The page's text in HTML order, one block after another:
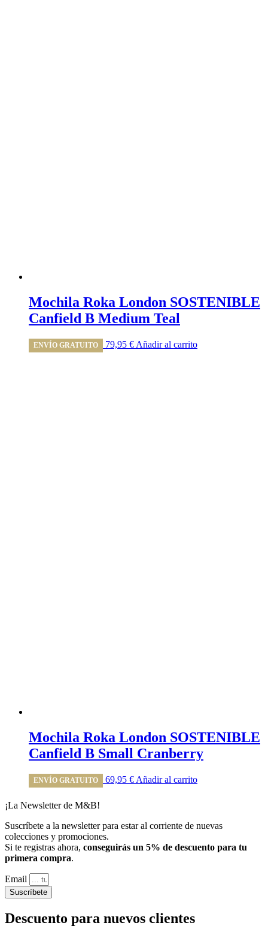
Mochila Roka London SOSTENIBLE
Canfield B Medium Teal
ENVÍO GRATUITO 79,95 € Añadir al carrito
Mochila Roka London SOSTENIBLE
Canfield B Small Cranberry
ENVÍO GRATUITO 69,95 € Añadir al carrito
¡La Newsletter de M&B!
Suscríbete a la newsletter para estar al corriente de nuevas
colecciones y promociones.
Si te registras ahora, conseguirás un 5% de descuento para tu
primera compra.
Email
Suscríbete
Descuento para nuevos clientes